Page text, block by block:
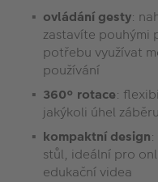
ovládání gesty:
zastavíte pouhými
potřebu využívat
používání
360° rotace:
jakýkoli úhel
kompaktní design
stůl, ideální pro
edukační videa